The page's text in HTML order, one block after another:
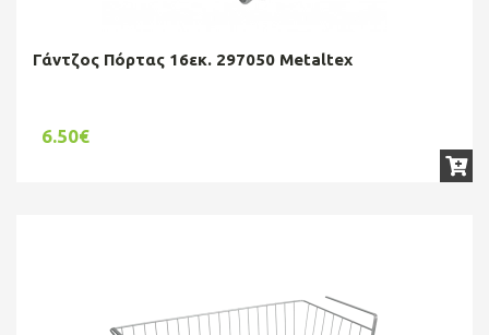
Γάντζος Πόρτας 16εκ. 297050 Metaltex
6.50€